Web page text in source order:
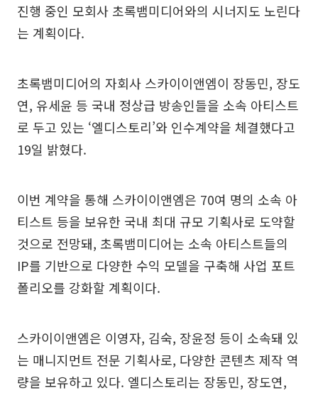
진행 중인 모회사 초록뱀미디어와의 시너지도 노린다
는 계획이다.
초록뱀미디어의 자회사 스카이이앤엠이 장동민, 장도
연, 유세윤 등 국내 정상급 방송인들을 소속 아티스트
로 두고 있는 ‘엘디스토리’와 인수계약을 체결했다고
19일 밝혔다.
이번 계약을 통해 스카이이앤엠은 70여 명의 소속 아
티스트 등을 보유한 국내 최대 규모 기획사로 도약할
것으로 전망돼, 초록뱀미디어는 소속 아티스트들의
IP를 기반으로 다양한 수익 모델을 구축해 사업 포트
폴리오를 강화할 계획이다.
스카이이앤엠은 이영자, 김숙, 장윤정 등이 소속돼 있
는 매니지먼트 전문 기획사로, 다양한 콘텐츠 제작 역
량을 보유하고 있다. 엘디스토리는 장동민, 장도연,